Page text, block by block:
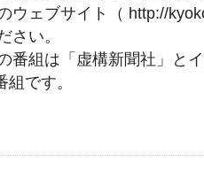
ウェブサイト（ http://
さい。
番組は「虚構新聞社」と
組です。